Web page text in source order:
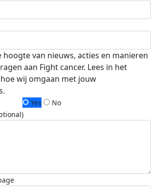
van nieuws, acties en manieren
aan Fight cancer. Lees in het
hoe wij omgaan met jouw
Yes
No